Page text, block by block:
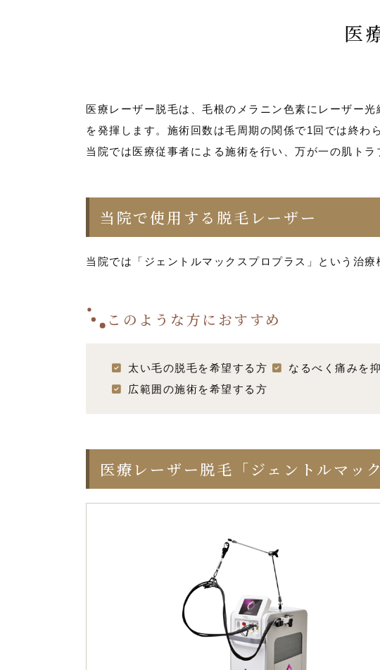
医
医療レーザー脱毛は、毛根のメラニン色素にレーザー
を発揮します。施術回数は毛周期の関係で1回では終わ
当院では医療従事者による施術を行い、万が一の肌トラ
当院で使用する脱毛レーザー
当院では「ジェントルマックスプロプラス」という治療
このような方におすすめ
太い毛の脱毛を希望する方 なるべく痛みを
広範囲の施術を希望する方
医療レーザー脱毛「ジェントルマ